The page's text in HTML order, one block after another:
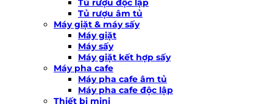
Tủ rượu độc lập
Tủ rượu âm tủ
Máy giặt & máy sấy
Máy giặt
Máy sấy
Máy giặt kết hợp sấy
Máy pha cafe
Máy pha cafe âm tủ
Máy pha cafe độc lập
Thiết bị mini